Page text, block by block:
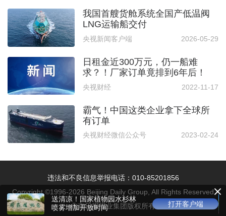
我国首艘货舱系统全国产低温阀
LNG运输船交付
央视新闻客户端 2026-05-29
日租金近300万元，仍一船难
求？！厂家订单竟排到6年后！
央视财经 2022-11-17
霸气！中国这类企业拿下全球所
有订单
央视财经微信公众号 2023-02-24
违法和不良信息举报电话：010-85201856
Copyright ©1996-2026 Beijing Daily Group, All Rights Reserved
北京日报报业集团版权所有
送清凉！国家植物园水杉林
喷雾增加开放时间
打开客户端